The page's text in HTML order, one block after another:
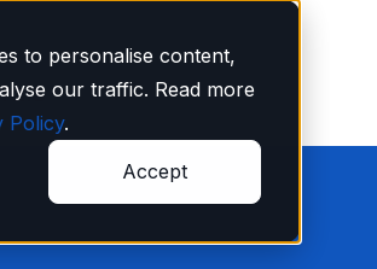
to personalise content,
our traffic. Read more
Policy.
Accept